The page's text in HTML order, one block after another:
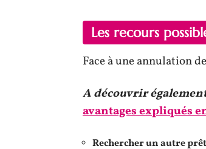
Les recours
Face à une annulation
A découvrir
avantages expliqués
Rechercher un autre